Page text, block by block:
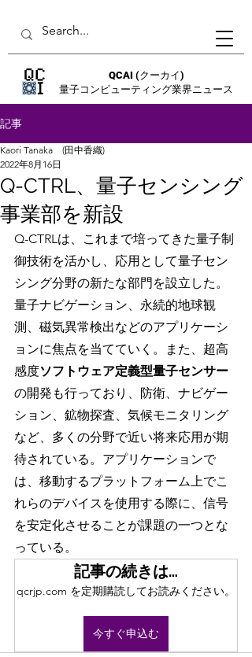
QCAI (クーカイ)
量子コンピューティング業界ニュース
記事
Q-CTRL、量子センシング
事業部を新設
Kaori Tanaka (田中香織)
2022年8月16日
Q-CTRLは、これまで培ってきた量子制
御技術を活かし、応用として量子セン
シング分野の新たな部門を設立した。
量子ナビゲーション、永続的地球観
測、磁気異常検出などのアプリケーシ
ョンに焦点を当てていく。また、超高
感度ソフトウェア定義型量子センサー
の開発も行っており、防衛、ナビゲー
ション、鉱物探査、気候モニタリング
など、多くの分野で近い将来応用が期
待されている。アプリケーションで
は、移動するプラットフォーム上でこ
れらのデバイスを使用する際に、信号
を安定化させることが課題の一つとな
っている。
記事の続きは…
qcrjp.com を定期購読してお読みください。
今すぐ申込む